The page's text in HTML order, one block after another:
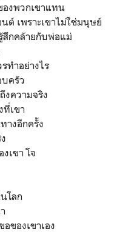
งพวกเขาแทน
ต์ เพราะเขาไม่ใช่มนุษย์
สึกคล้ายกับพ่อแม่
ทำอย่างไร
บครัว
งความจริง
ที่เขา
างอีกครั้ง
เขา โจ
โลก
ของเขาเอง